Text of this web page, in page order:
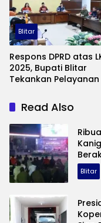
Blitar
Respons DPRD atas
2025, Bupati Blitar
Tekankan Pelayanan
Read Also
Blitar